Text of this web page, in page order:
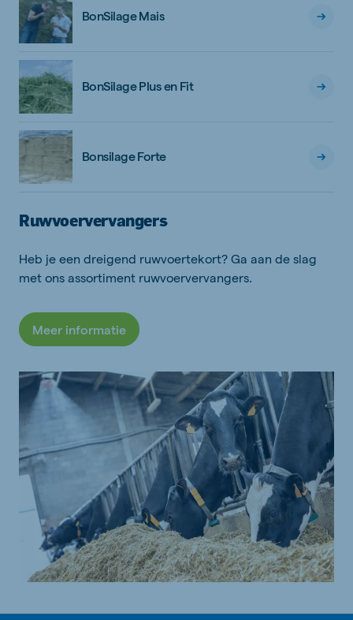
BonSilage Mais
BonSilage Plus en Fit
Bonsilage Forte
Ruwvoervervangers
Heb je een dreigend ruwvoertekort? Ga aan de slag
met ons assortiment ruwvoervervangers.
Meer informatie